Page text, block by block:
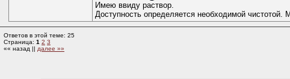
Имею ввиду раствор.
Доступность определяется необходимой
Ответов в этой теме: 25
Страница: 1 2 3
«« назад || далее »»